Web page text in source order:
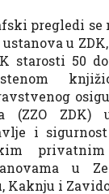
pregledi se
u ZDK,
starosti 50
(ZZO ZDK)
i
u
Kaknju i